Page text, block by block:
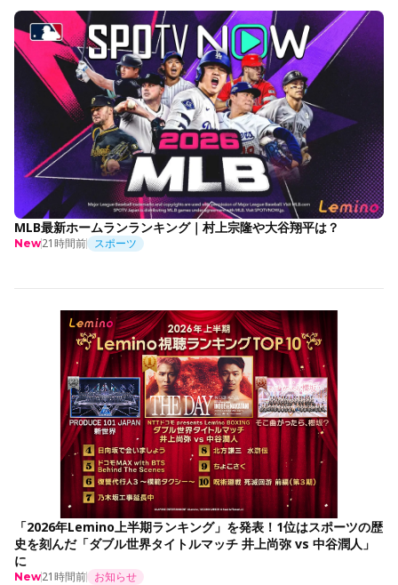
MLB最新ホームランランキング｜村上宗隆や大谷翔平は？
New21時間前 スポーツ
「2026年Lemino上半期ランキング」を発表！1位はスポーツの歴
史を刻んだ「ダブル世界タイトルマッチ 井上尚弥 vs 中谷潤人」
に
New21時間前 お知らせ